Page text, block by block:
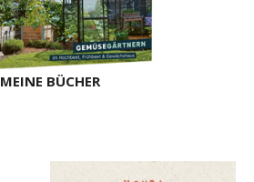
MEINE BÜCHER